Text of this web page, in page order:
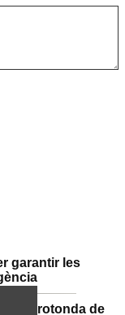
garantir les
a la rotonda de